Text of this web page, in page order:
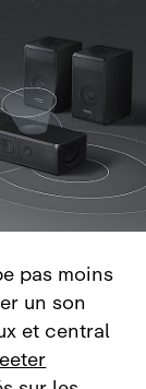
pas moins
un son
et central